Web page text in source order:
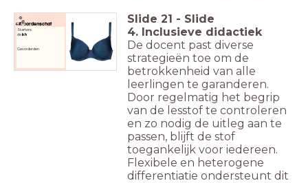
Woordenschat
Starters:
debh
Gevorderden
Slide 21 - Slide
4. Inclusieve didactiek
De docent past diverse
strategieën toe om de
betrokkenheid van alle
leerlingen te garanderen.
Door regelmatig het begrip
van de lesstof te controleren
en zo nodig de uitleg aan te
passen, blijft de stof
toegankelijk voor iedereen.
Flexibele en heterogene
differentiatie ondersteunt dit